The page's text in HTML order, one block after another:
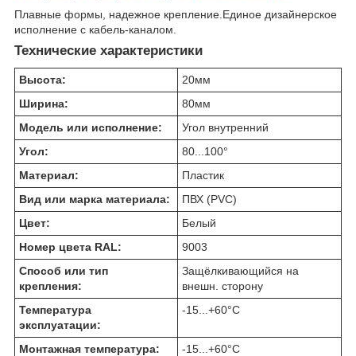
Плавные формы, надежное крепление.Единое дизайнерское
исполнение с кабель-каналом.
Технические характеристики
Высота: 20мм
Ширина:
80мм
Модель или исполнение:
Угол внутренний
Угол:
80...100°
Материал:
Пластик
Вид или марка материала:
ПВХ (PVC)
Цвет:
Белый
Номер цвета RAL:
9003
Способ или тип
крепления:
Защёлкивающийся на
внешн. сторону
Температура
эксплуатации:
-15...+60°C
Монтажная температура: -15...+60°C